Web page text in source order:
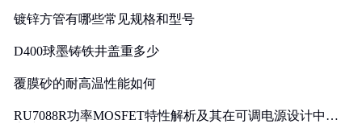
镀锌方管有哪些常见规格和型号
D400球墨铸铁井盖重多少
覆膜砂的耐高温性能如何
RU7088R功率MOSFET特性解析及其在可调电源设计中的